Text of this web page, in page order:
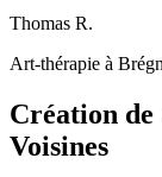
Thomas R.
Art-thérapie à
Création de
Voisines